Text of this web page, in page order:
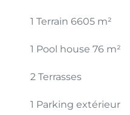
1 Terrain 6605 m²
1 Pool house 76 m²
2 Terrasses
1 Parking extérieur